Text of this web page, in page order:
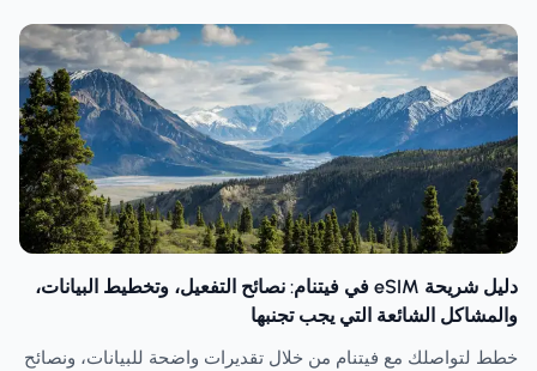
دليل شريحة eSIM في فيتنام: نصائح التفعيل، وتخطيط البيانات،
والمشاكل الشائعة التي يجب تجنبها
خطط لتواصلك مع فيتنام من خلال تقديرات واضحة للبيانات، ونصائح